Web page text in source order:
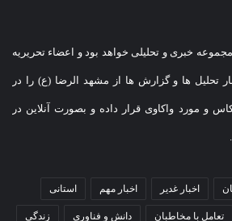
خبری و تحلیلی خواهد بود و اعضاء تحریریه
تحلیل ها و گزارش ها از مشهد الرضا (ع) را در
و مورد واکاوی قرار داده و بصورت آنلاین در
اخبار غدیر اخبار مهم استانی
تعامل با مخاطبان دانش و فناوری زندگی